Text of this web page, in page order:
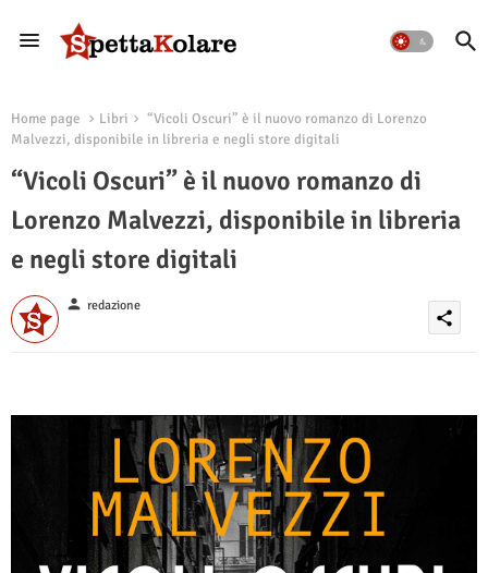
Home page Libri
“Vicoli Oscuri” è il nuovo romanzo di Lorenzo
Malvezzi, disponibile in libreria e negli store digitali
“Vicoli Oscuri” è il nuovo romanzo di
Lorenzo Malvezzi, disponibile in libreria
e negli store digitali
person redazione
share